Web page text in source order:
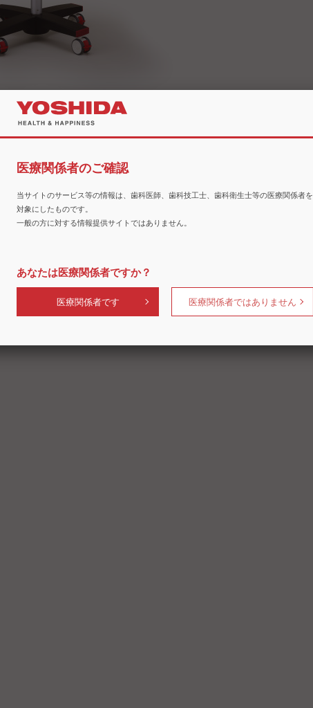
品
用スツール エ
医療関係者のご確認
当サイトのサービス等の情報は、歯科医師、歯科技工士、歯科衛生士等の医療関係者を
対象にしたものです。
一般の方に対する情報提供サイトではありません。
あなたは医療関係者ですか？
医療関係者です 医療関係者ではありません